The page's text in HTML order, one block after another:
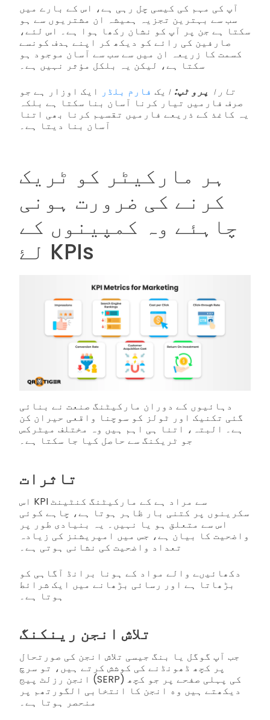
آپ کی مہم کی کیسی چل رہی ہے، اس کے بارے میں
سب سے بہترین تجزیہ ہمیشہ ان مشتریوں سے ہو
سکتا ہے جن پر آپ کو نشان رکھا ہوا ہے۔ اس لئے،
صارفین کی رائے کو دیکھ کر اپنے ہدف کونسے
کسمت کا زریعہ ان میں سے سب سے آسان موجود ہو
سکتا ہے، لیکن یہ بلکل مؤثر نہیں ہے۔
تارا پرو ٹپ: ایک فارم بلڈر ایک اوزار ہے جو
صرف فارمیں تیار کرنا آسان بنا سکتا ہے بلکہ
یہ کاغذ کے ذریعے فارمیں تقسیم کرنا بھی اتنا
آسان بنا دیتا ہے۔
ہر مارکیٹر کو ٹریک
کرنے کی ضرورت ہونی
چاہئے وہ کمپینوں کے
لۓ KPIs
دہائیوں کے دوران مارکیٹنگ صنعت نے بنائی
گئی تکنیک اور ٹولز کو سوچنا واقعی حیران کن
ہے۔ البتہ، اتنا ہی اہم ہیں وہ مختلف میٹرکس
جو ٹریکنگ سے حاصل کیا جا سکتا ہے۔
تاثرات
اس KPI سے مراد ہے کے مارکیٹنگ کنٹینٹ
سکرینوں پر کتنی بار ظاہر ہوتا ہے، چاہے کوئی
اس سے متعلق ہو یا نہیں۔ یہ بنیادی طور پر
واضحیت کا بیان ہے، جس میں امپریشنز کی زیادہ
تعداد واضحیت کی نشانی ہوتی ہے۔
دکھائیںے والے مواد کے ہونا برانڈ آگاہی کو
بڑھاتا ہے اور رسائی بڑھانے میں ایک شرائط
ہوتا ہے۔
تلاش انجن رینکنگ
جب آپ گوگل یا بنگ جیسی تلاش انجن کی صورتحال
پر کچھ ڈھونڈنے کی کوشش کرتے ہیں، تو سرچ
انجن رزلٹ پیج (SERP) کی پہلی صفحے پر جو کچھ
دیکھتے ہیں وه انجن کا انتخابی الگورتھم پر
منحصر ہوتا ہے۔